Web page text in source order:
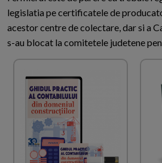
legislatia pe certificatele de
acestor centre de colectare, dar si a
s-au blocat la comitetele judetene